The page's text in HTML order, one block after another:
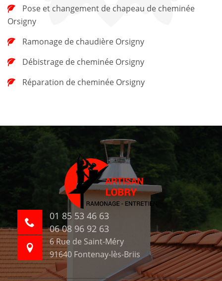
Orsigny
Ramonage de chaudière Orsigny
Débistrage de cheminée Orsigny
Réparation de cheminée Orsigny
01 85 53 46 63
06 08 96 92 63
6 Rue de Saint-Méry
91640 Fontenay-lès-Briis